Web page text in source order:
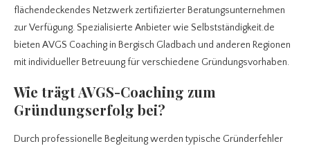
flächendeckendes Netzwerk zertifizierter Beratungsunternehmen
zur Verfügung. Spezialisierte Anbieter wie Selbstständigkeit.de
bieten AVGS Coaching in Bergisch Gladbach und anderen Regionen
mit individueller Betreuung für verschiedene Gründungsvorhaben.
Wie trägt AVGS-Coaching zum
Gründungserfolg bei?
Durch professionelle Begleitung werden typische Gründerfehler